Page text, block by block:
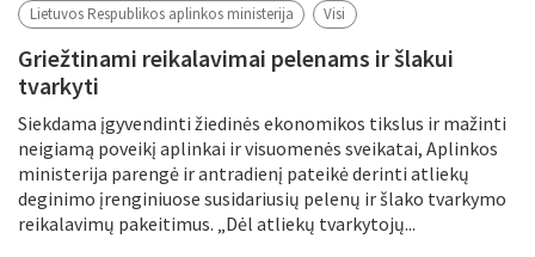
Lietuvos Respublikos aplinkos ministerija Visi
Griežtinami reikalavimai pelenams ir šlakui
tvarkyti
Siekdama įgyvendinti žiedinės ekonomikos tikslus ir mažinti
neigiamą poveikį aplinkai ir visuomenės sveikatai, Aplinkos
ministerija parengė ir antradienį pateikė derinti atliekų
deginimo įrenginiuose susidariusių pelenų ir šlako tvarkymo
reikalavimų pakeitimus. „Dėl atliekų tvarkytojų...